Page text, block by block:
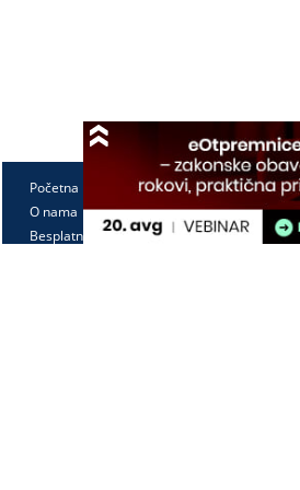
Početna
O nama
Besplatno